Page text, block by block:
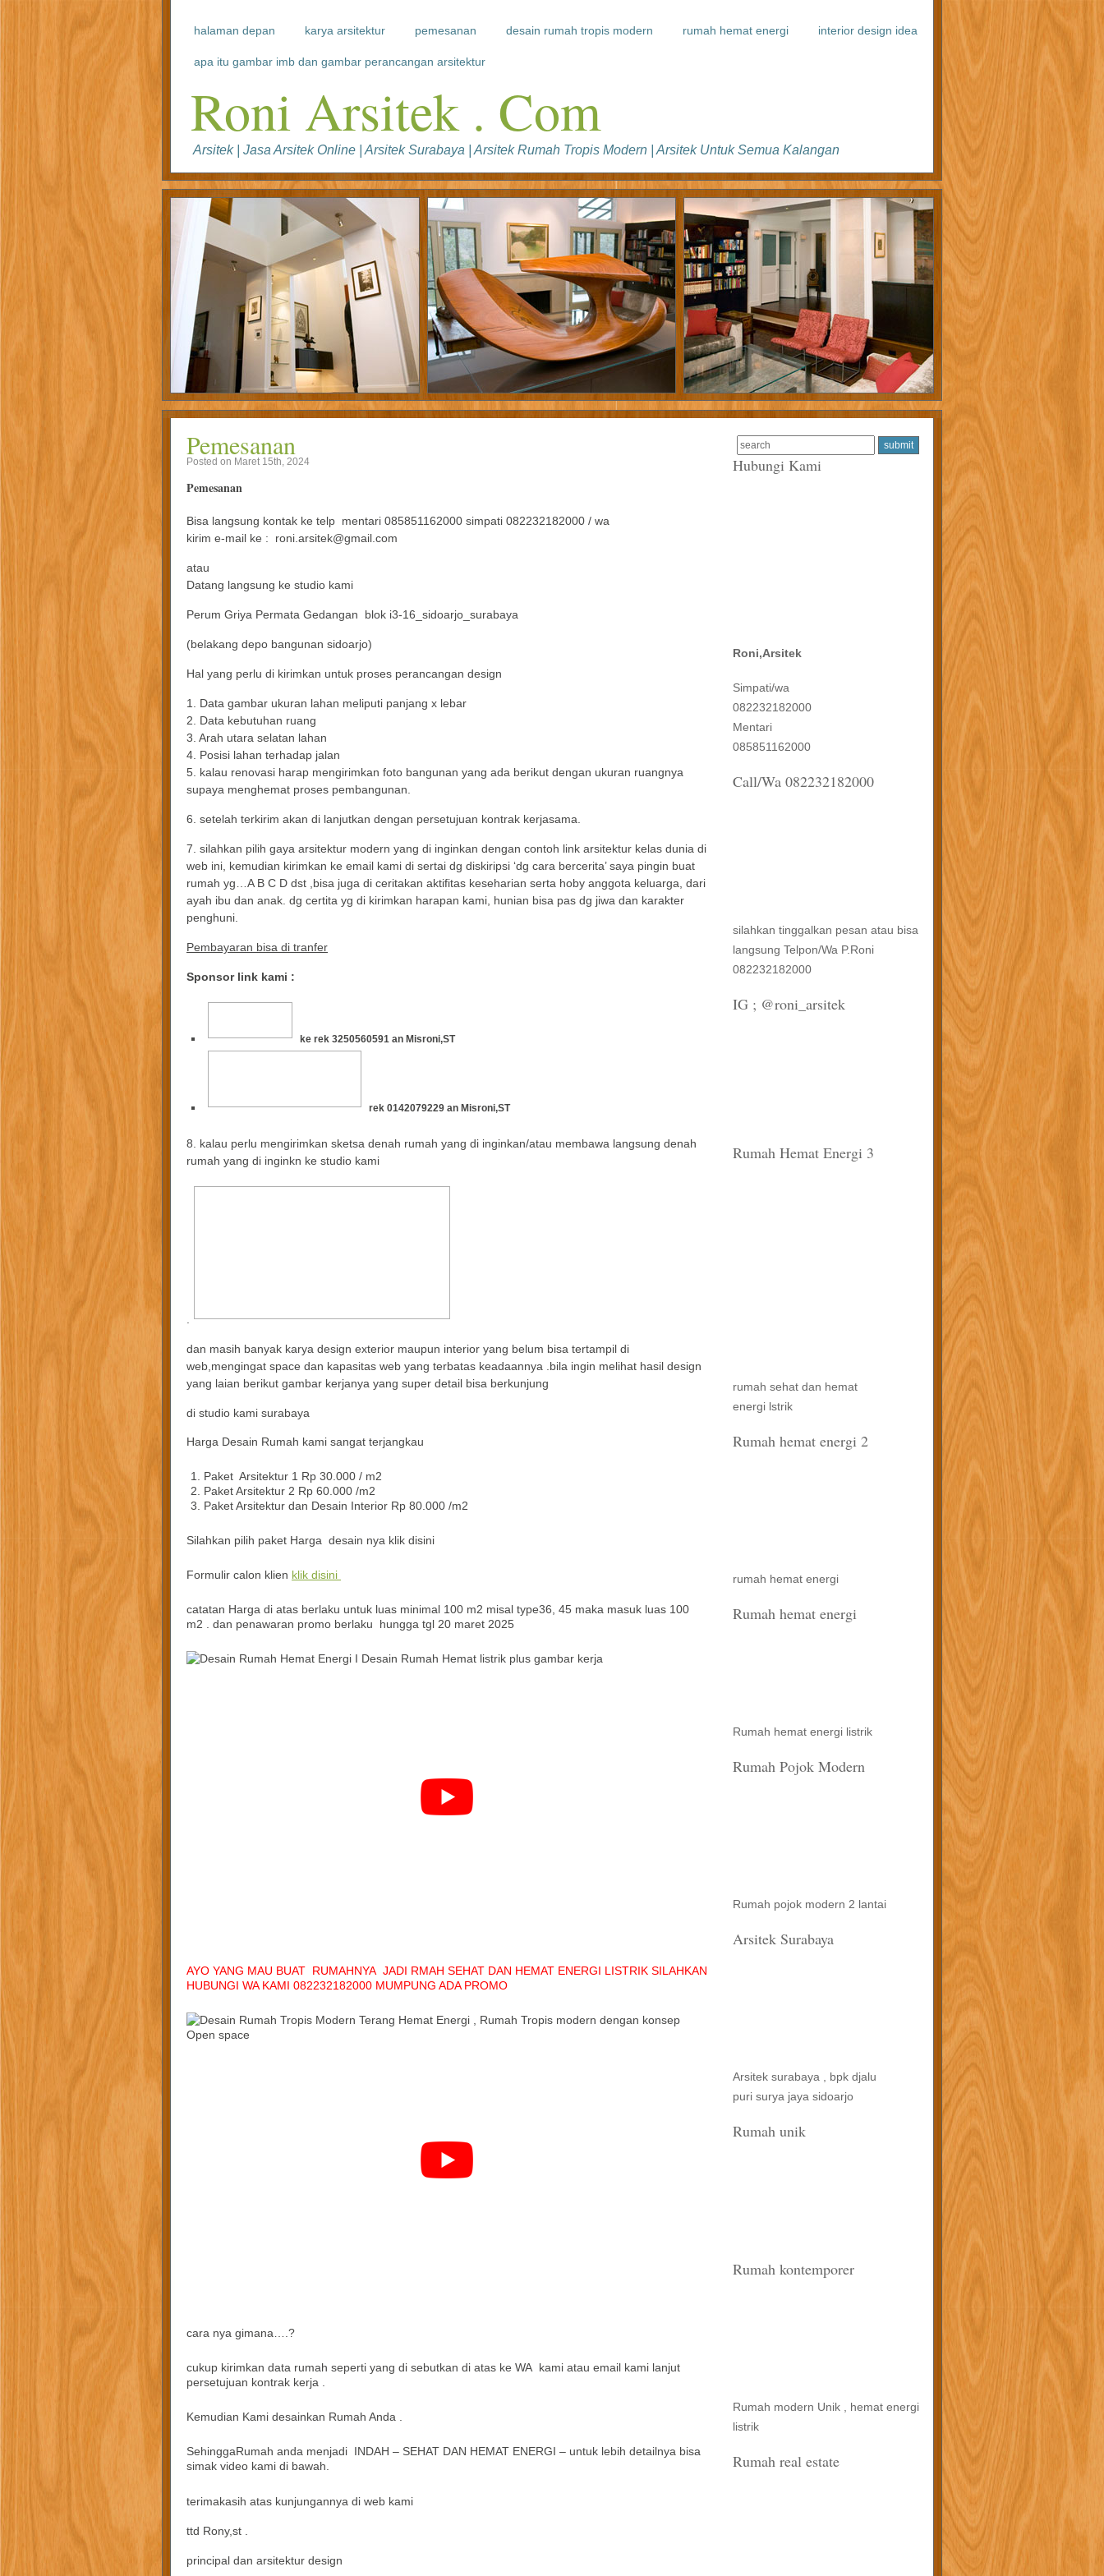
halaman depan karya arsitektur pemesanan desain rumah tropis modern rumah hemat energi interior design idea
apa itu gambar imb dan gambar perancangan arsitektur
Roni Arsitek . Com
Arsitek | Jasa Arsitek Online | Arsitek Surabaya | Arsitek Rumah Tropis Modern | Arsitek Untuk Semua Kalangan
Pemesanan
Posted on Maret 15th, 2024
Pemesanan
Bisa langsung kontak ke telp mentari 085851162000 simpati 082232182000 / wa
kirim e-mail ke : roni.arsitek@gmail.com
atau
Datang langsung ke studio kami
Perum Griya Permata Gedangan blok i3-16_sidoarjo_surabaya
(belakang depo bangunan sidoarjo)
Hal yang perlu di kirimkan untuk proses perancangan design
1. Data gambar ukuran lahan meliputi panjang x lebar
2. Data kebutuhan ruang
3. Arah utara selatan lahan
4. Posisi lahan terhadap jalan
5. kalau renovasi harap mengirimkan foto bangunan yang ada berikut dengan ukuran ruangnya
supaya menghemat proses pembangunan.
6. setelah terkirim akan di lanjutkan dengan persetujuan kontrak kerjasama.
7. silahkan pilih gaya arsitektur modern yang di inginkan dengan contoh link arsitektur kelas dunia di
web ini, kemudian kirimkan ke email kami di sertai dg diskiripsi ‘dg cara bercerita’ saya pingin buat
rumah yg…A B C D dst ,bisa juga di ceritakan aktifitas keseharian serta hoby anggota keluarga, dari
ayah ibu dan anak. dg certita yg di kirimkan harapan kami, hunian bisa pas dg jiwa dan karakter
penghuni.
Pembayaran bisa di tranfer
Sponsor link kami :
ke rek 3250560591 an Misroni,ST
rek 0142079229 an Misroni,ST
8. kalau perlu mengirimkan sketsa denah rumah yang di inginkan/atau membawa langsung denah
rumah yang di inginkn ke studio kami
dan masih banyak karya design exterior maupun interior yang belum bisa tertampil di
web,mengingat space dan kapasitas web yang terbatas keadaannya .bila ingin melihat hasil design
yang laian berikut gambar kerjanya yang super detail bisa berkunjung
di studio kami surabaya
Harga Desain Rumah kami sangat terjangkau
Paket Arsitektur 1 Rp 30.000 / m2
Paket Arsitektur 2 Rp 60.000 /m2
Paket Arsitektur dan Desain Interior Rp 80.000 /m2
Silahkan pilih paket Harga desain nya klik disini
Formulir calon klien klik disini
catatan Harga di atas berlaku untuk luas minimal 100 m2 misal type36, 45 maka masuk luas 100
m2 . dan penawaran promo berlaku hungga tgl 20 maret 2025
AYO YANG MAU BUAT RUMAHNYA JADI RMAH SEHAT DAN HEMAT ENERGI LISTRIK SILAHKAN
HUBUNGI WA KAMI 082232182000 MUMPUNG ADA PROMO
cara nya gimana….?
cukup kirimkan data rumah seperti yang di sebutkan di atas ke WA kami atau email kami lanjut
persetujuan kontrak kerja .
Kemudian Kami desainkan Rumah Anda .
SehinggaRumah anda menjadi INDAH – SEHAT DAN HEMAT ENERGI – untuk lebih detailnya bisa
simak video kami di bawah.
terimakasih atas kunjungannya di web kami
ttd Rony,st .
principal dan arsitektur design
Hubungi Kami
Roni,Arsitek
Simpati/wa
082232182000
Mentari
085851162000
Call/Wa 082232182000
silahkan tinggalkan pesan atau bisa
langsung Telpon/Wa P.Roni
082232182000
IG ; @roni_arsitek
Rumah Hemat Energi 3
rumah sehat dan hemat
energi lstrik
Rumah hemat energi 2
rumah hemat energi
Rumah hemat energi
Rumah hemat energi listrik
Rumah Pojok Modern
Rumah pojok modern 2 lantai
Arsitek Surabaya
Arsitek surabaya , bpk djalu
puri surya jaya sidoarjo
Rumah unik
Rumah kontemporer
Rumah modern Unik , hemat energi
listrik
Rumah real estate